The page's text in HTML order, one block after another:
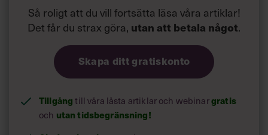
»Genom att använda det självupplevda. Som åhörare
märker vi när det är äkta vara. Både ord, röst och
kroppsspråk måste sända samma budskap.«
Så roligt att du vill fortsätta läsa våra artiklar!
Det får du strax göra, utan att betala något.
Skapa ditt gratiskonto
Tillgångtill våra låsta artiklar och webinargratis
och utan tidsbegränsning!